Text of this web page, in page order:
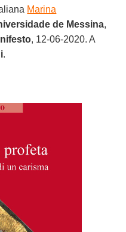
Marina
de Messina,
, 12-06-2020. A
.